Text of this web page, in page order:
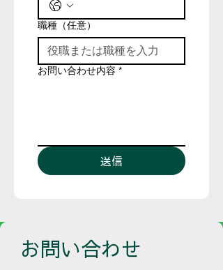
職種（任意）
お問い合わせ内容 *
送信
お問い合わせ